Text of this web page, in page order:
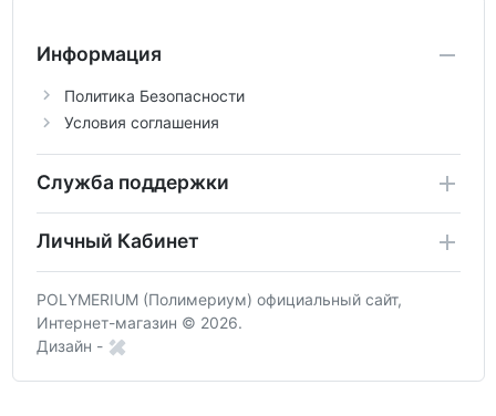
Информация
Политика Безопасности
Условия соглашения
Служба поддержки
Личный Кабинет
POLYMERIUM (Полимериум) официальный сайт,
Интернет-магазин © 2026.
Дизайн -